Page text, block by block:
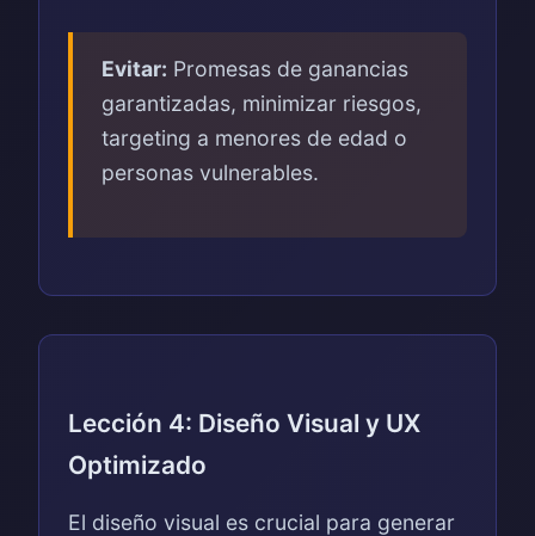
Evitar: Promesas de ganancias
garantizadas, minimizar riesgos,
targeting a menores de edad o
personas vulnerables.
Lección 4: Diseño Visual y UX
Optimizado
El diseño visual es crucial para generar